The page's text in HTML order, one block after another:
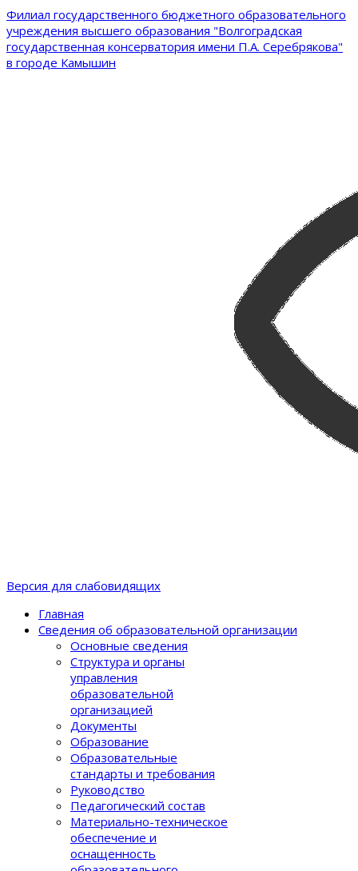
Филиал государственного бюджетного образовательного
учреждения высшего образования "Волгоградская
государственная консерватория имени П.А. Серебрякова"
в городе Камышин
Версия для слабовидящих
Главная
Сведения об образовательной организации
Основные сведения
Структура и органы
управления
образовательной
организацией
Документы
Образование
Образовательные
стандарты и требования
Руководство
Педагогический состав
Материально-техническое
обеспечение и
оснащенность